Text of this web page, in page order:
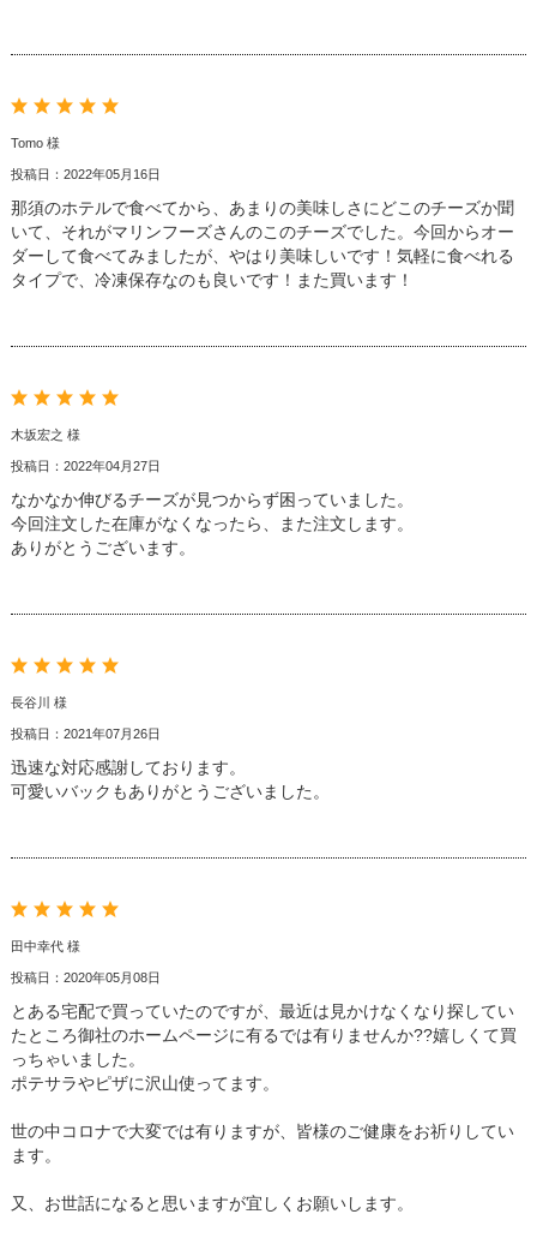
Tomo 様
投稿日：2022年05月16日
那須のホテルで食べてから、あまりの美味しさにどこのチーズか聞
いて、それがマリンフーズさんのこのチーズでした。今回からオー
ダーして食べてみましたが、やはり美味しいです！気軽に食べれる
タイプで、冷凍保存なのも良いです！また買います！
木坂宏之 様
投稿日：2022年04月27日
なかなか伸びるチーズが見つからず困っていました。
今回注文した在庫がなくなったら、また注文します。
ありがとうございます。
長谷川 様
投稿日：2021年07月26日
迅速な対応感謝しております。
可愛いバックもありがとうございました。
田中幸代 様
投稿日：2020年05月08日
とある宅配で買っていたのですが、最近は見かけなくなり探してい
たところ御社のホームページに有るでは有りませんか??嬉しくて買
っちゃいました。
ポテサラやピザに沢山使ってます。
世の中コロナで大変では有りますが、皆様のご健康をお祈りしてい
ます。
又、お世話になると思いますが宜しくお願いします。